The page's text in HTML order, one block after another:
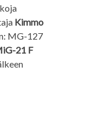
Kimmo
MG-127
21 F